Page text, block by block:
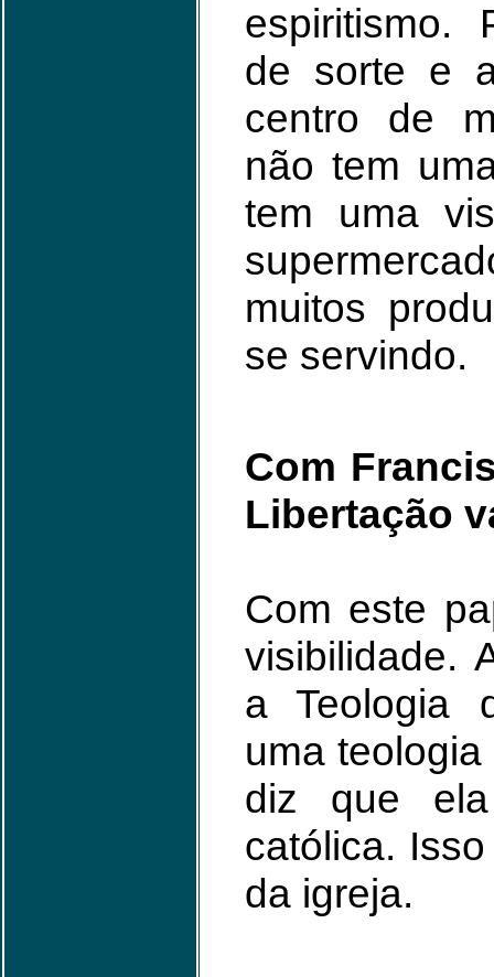
espiritismo.
de sorte e
centro de
não tem
tem uma
muitos
se servindo.
Com
Libertação
Com este
visibilidade.
a Teologia
uma
diz que
católica.
da igreja.